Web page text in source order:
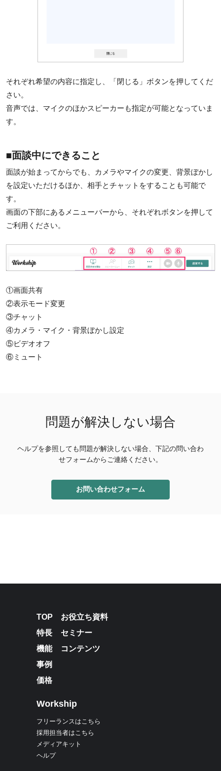
それぞれ希望の内容に指定し、「閉じる」ボタンを押してくだ
さい。
音声では、マイクのほかスピーカーも指定が可能となっていま
す。
■面談中にできること
面談が始まってからでも、カメラやマイクの変更、背景ぼかし
を設定いただけるほか、相手とチャットをすることも可能で
す。
画面の下部にあるメニューバーから、それぞれボタンを押して
ご利用ください。
①画面共有
②表示モード変更
③チャット
④カメラ・マイク・背景ぼかし設定
⑤ビデオオフ
⑥ミュート
問題が解決しない場合
ヘルプを参照しても問題が解決しない場合、下記の問い合わ
せフォームからご連絡ください。
お問い合わせフォーム
TOP
特長
機能
事例
価格
お役立ち資料
セミナー
コンテンツ
Workship
フリーランスはこちら
採用担当者はこちら
メディアキット
ヘルプ